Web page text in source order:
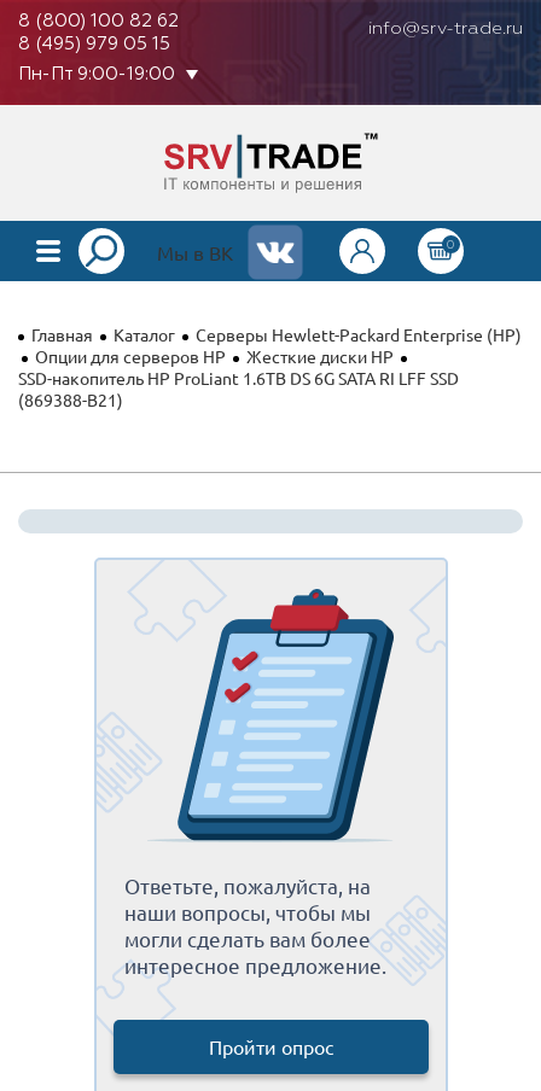
8 (800) 100 82 62
8 (495) 979 05 15
info@srv-trade.ru
Пн-Пт 9:00-19:00
КАТАЛОГ
ОПЛАТА
АКЦИИ
Мы в ВК 0
Главная Каталог
Серверы Hewlett-Packard Enterprise (HP)
Опции для серверов HP
Жесткие диски HP
SSD-накопитель HP ProLiant 1.6TB DS 6G SATA RI LFF SSD
(869388-B21)
Ответьте, пожалуйста, на
наши вопросы, чтобы мы
могли сделать вам более
интересное предложение.
Пройти опрос